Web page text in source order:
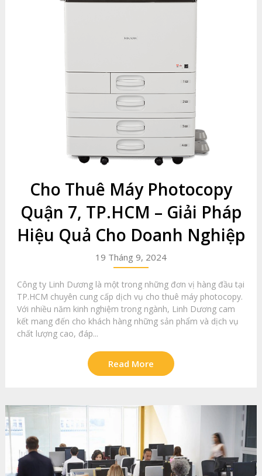
Cho Thuê Máy Photocopy
Quận 7, TP.HCM – Giải Pháp
Hiệu Quả Cho Doanh Nghiệp
19 Tháng 9, 2024
Công ty Linh Dương là một trong những đơn vị hàng đầu tại
TP.HCM chuyên cung cấp dịch vụ cho thuê máy photocopy.
Với nhiều năm kinh nghiệm trong ngành, Linh Dương cam
kết mang đến cho khách hàng những sản phẩm và dịch vụ
chất lượng cao, đáp...
Read More